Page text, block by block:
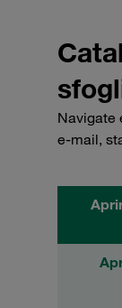
Navigate
e-mail,